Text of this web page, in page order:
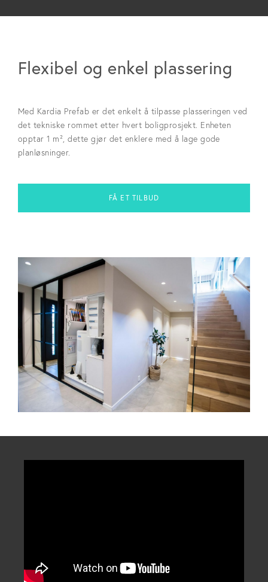
Flexibel og enkel plassering
Med Kardia Prefab er det enkelt å tilpasse plasseringen ved
det tekniske rommet etter hvert boligprosjekt. Enheten
opptar 1 m², dette gjør det enklere med å lage gode
planløsninger.
FÅ ET TILBUD